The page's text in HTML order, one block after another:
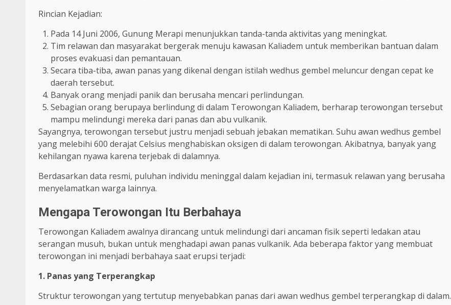
Rincian Kejadian:
Pada 14 Juni 2006, Gunung Merapi menunjukkan tanda-tanda aktivitas yang meningkat.
Tim relawan dan masyarakat bergerak menuju kawasan Kaliadem untuk memberikan bantuan dalam
proses evakuasi dan pemantauan.
Secara tiba-tiba, awan panas yang dikenal dengan istilah wedhus gembel meluncur dengan cepat ke
daerah tersebut.
Banyak orang menjadi panik dan berusaha mencari perlindungan.
Sebagian orang berupaya berlindung di dalam Terowongan Kaliadem, berharap terowongan tersebut
mampu melindungi mereka dari panas dan abu vulkanik.
Sayangnya, terowongan tersebut justru menjadi sebuah jebakan mematikan. Suhu awan wedhus gembel
yang melebihi 600 derajat Celsius menghabiskan oksigen di dalam terowongan. Akibatnya, banyak yang
kehilangan nyawa karena terjebak di dalamnya.
Berdasarkan data resmi, puluhan individu meninggal dalam kejadian ini, termasuk relawan yang berusaha
menyelamatkan warga lainnya.
Mengapa Terowongan Itu Berbahaya
Terowongan Kaliadem awalnya dirancang untuk melindungi dari ancaman fisik seperti ledakan atau
serangan musuh, bukan untuk menghadapi awan panas vulkanik. Ada beberapa faktor yang membuat
terowongan ini menjadi berbahaya saat erupsi terjadi:
1. Panas yang Terperangkap
Struktur terowongan yang tertutup menyebabkan panas dari awan wedhus gembel terperangkap di dalam.